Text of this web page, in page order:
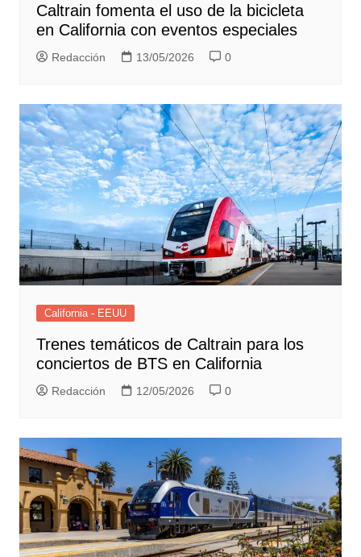
Caltrain fomenta el uso de la bicicleta
en California con eventos especiales
Redacción 13/05/2026 0
California - EEUU
Trenes temáticos de Caltrain para los
conciertos de BTS en California
Redacción 12/05/2026 0